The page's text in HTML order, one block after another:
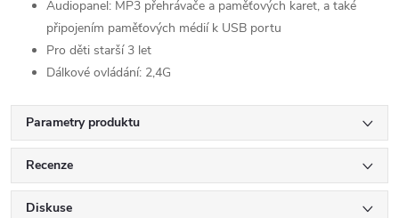
Audiopanel: MP3 přehrávače a paměťových karet, a také
připojením paměťových médií k USB portu
Pro děti starší 3 let
Dálkové ovládání: 2,4G
Parametry produktu
Recenze
Diskuse